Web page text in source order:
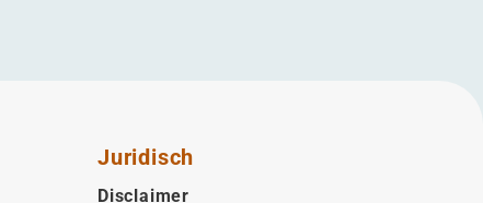
Juridisch
Disclaimer